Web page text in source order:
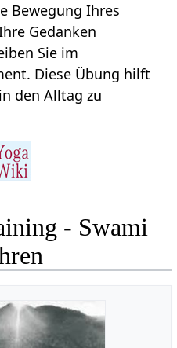
Bewegung Ihres
Gedanken
Sie im
Diese Übung hilft
den Alltag zu
- Swami